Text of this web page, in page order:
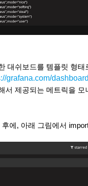
대쉬보드를 템플릿 형태
grafana.com/
서 제공되는 메트릭을
에, 아래 그림에서